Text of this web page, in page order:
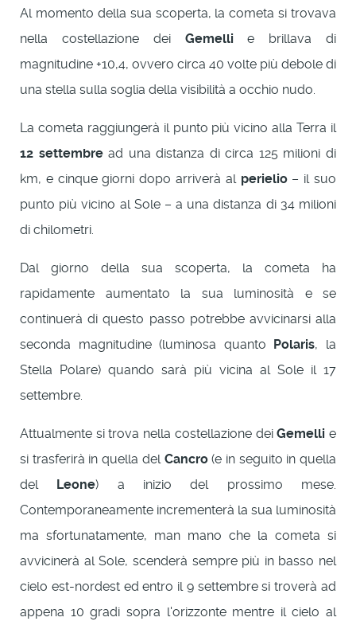
Al momento della sua scoperta, la cometa si trovava
nella costellazione dei Gemellie brillava di
magnitudine +10,4, ovvero circa 40 volte più debole di
una stella sulla soglia della visibilità a occhio nudo.
La cometa raggiungerà il punto più vicino alla Terra il
12 settembread una distanza di circa 125 milioni di
km, e cinque giorni dopo arriverà al perielio– il suo
punto più vicino al Sole – a una distanza di 34 milioni
di chilometri.
Dal giorno della sua scoperta, la cometa ha
rapidamente aumentato la sua luminosità e se
continuerà di questo passo potrebbe avvicinarsi alla
seconda magnitudine (luminosa quanto Polaris, la
Stella Polare) quando sarà più vicina al Sole il 17
settembre.
Attualmente si trova nella costellazione deiGemelli e
si trasferirà in quella delCancro(e in seguito in quella
del Leone) a inizio del prossimo mese.
Contemporaneamente incrementerà la sua luminosità
ma sfortunatamente, man mano che la cometa si
avvicinerà al Sole, scenderà sempre più in basso nel
cielo est-nordest ed entro il 9 settembre si troverà ad
appena 10 gradi sopra l'orizzonte mentre il cielo al